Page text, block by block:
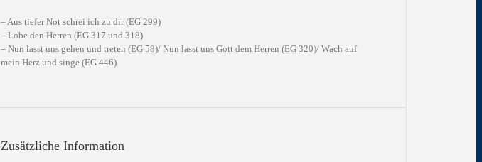
– Aus tiefer Not schrei ich zu dir (EG 299)
– Lobe den Herren (EG 317 und 318)
– Nun lasst uns gehen und treten (EG 58)/ Nun lasst uns Gott dem Herren (EG 320)/ Wach auf
mein Herz und singe (EG 446)
Zusätzliche Information